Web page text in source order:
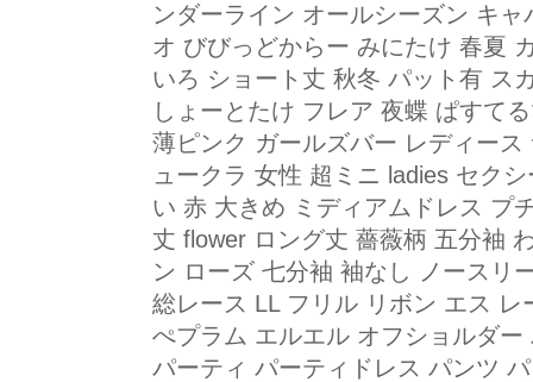
ンダーライン オールシーズン キ
オ びびっどからー みにたけ 春夏
いろ ショート丈 秋冬 パット有 ス
しょーとたけ フレア 夜蝶 ぱすて
薄ピンク ガールズバー レディー
ュークラ 女性 超ミニ ladies セク
い 赤 大きめ ミディアムドレス プ
丈 flower ロング丈 薔薇柄 五分袖
ン ローズ 七分袖 袖なし ノースリ
総レース LL フリル リボン エス
ぺプラム エルエル オフショルダ
パーティ パーティドレス パンツ